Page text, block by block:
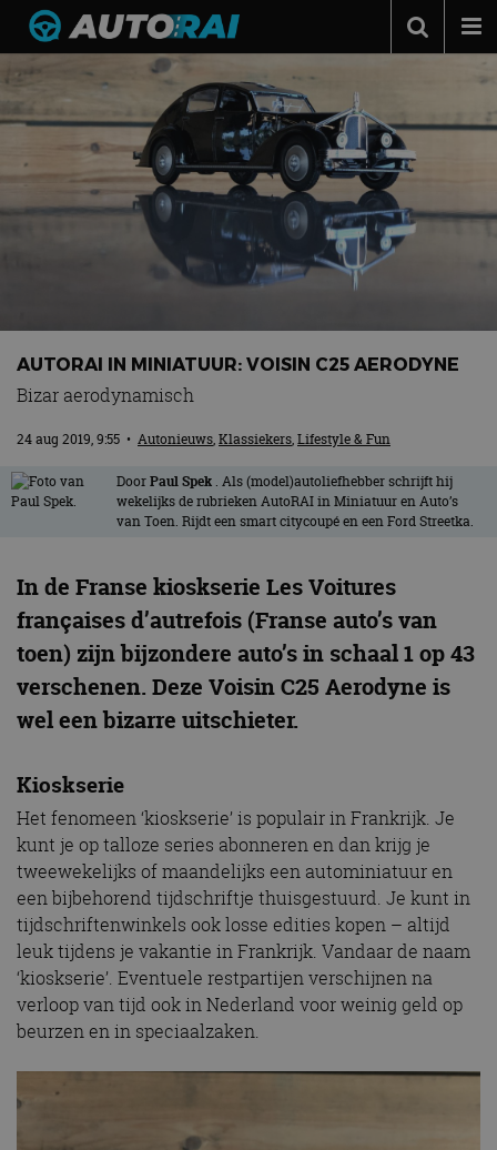
Autonieuws
Podcast
Autotests
Automerken
MotorRAI.nl
AUTORAI IN MINIATUUR: VOISIN C25 AERODYNE
Bizar aerodynamisch
24 aug 2019, 9:55 • Autonieuws,Klassiekers,Lifestyle & Fun
DoorPaul Spek . Als (model)autoliefhebber schrijft hij
wekelijks de rubrieken AutoRAI in Miniatuur en Auto’s
van Toen. Rijdt een smart citycoupé en een Ford Streetka.
In de Franse kioskserie Les Voitures
françaises d’autrefois (Franse auto’s van
toen) zijn bijzondere auto’s in schaal 1 op 43
verschenen. Deze Voisin C25 Aerodyne is
wel een bizarre uitschieter.
Kioskserie
Het fenomeen ‘kioskserie’ is populair in Frankrijk. Je
kunt je op talloze series abonneren en dan krijg je
tweewekelijks of maandelijks een autominiatuur en
een bijbehorend tijdschriftje thuisgestuurd. Je kunt in
tijdschriftenwinkels ook losse edities kopen – altijd
leuk tijdens je vakantie in Frankrijk. Vandaar de naam
‘kioskserie’. Eventuele restpartijen verschijnen na
verloop van tijd ook in Nederland voor weinig geld op
beurzen en in speciaalzaken.